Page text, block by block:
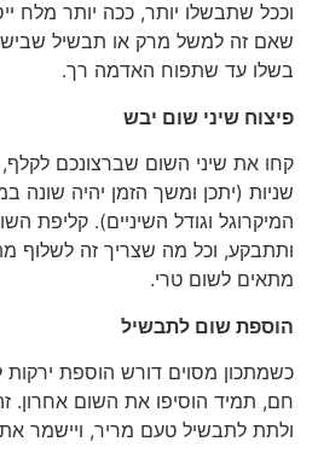
וככל שתבשלו יותר, ככה יותר מלח
שאם זה למשל מרק או תבשיל שבישול
בשלו עד שתפוח האדמה רך.
פיצוח שיני שוםיבש
שניות (יתכן ומשך הזמן יהיה שונה
המיקרוגל וגודל השיניים). קליפת
ותתבקע, וכל מה שצריך זה לשלוף
מתאים לשום טרי.
הוספת שום לתבשיל
כשמתכון מסוים דורש הוספת ירקות
חם, תמיד הוסיפו את השום אחרון. זה
ולתת לתבשיל טעם מריר, ויישמר את